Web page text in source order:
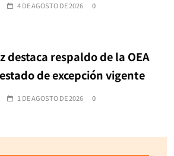
4 DE AGOSTO DE 2026 0
destaca respaldo de la OEA
de excepción vigente
1 DE AGOSTO DE 2026 0